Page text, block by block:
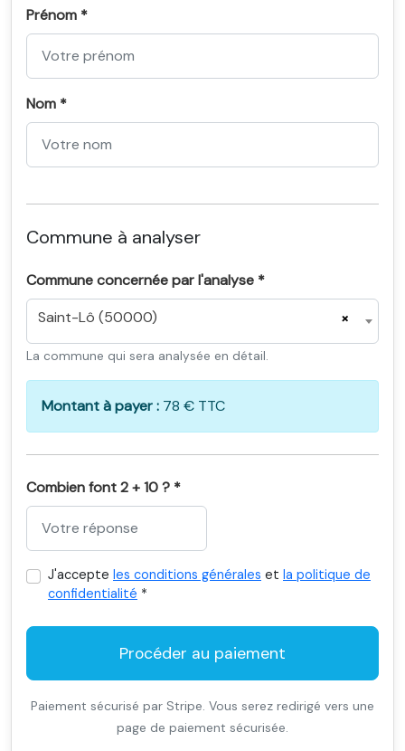
Prénom *
Nom *
Commune à analyser
Commune concernée par l'analyse *
×
Saint-Lô (50000)
La commune qui sera analysée en détail.
Montant à payer : 78 € TTC
Combien font 2 + 10 ? *
J'accepte les conditions générales et la politique de
confidentialité *
Procéder au paiement
Paiement sécurisé par Stripe. Vous serez redirigé vers une
page de paiement sécurisée.